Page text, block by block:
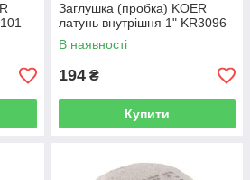
Заглушка (пробка) KOER
латунь внутрішня 1" KR3096
В наявності
194 ₴
Купити